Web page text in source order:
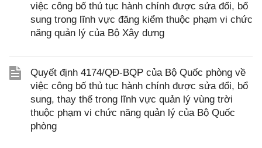
việc công bố thủ tục hành chính được sửa đổi, bổ
sung trong lĩnh vực đăng kiểm thuộc phạm vi chức
năng quản lý của Bộ Xây dựng
Quyết định 4174/QĐ-BQP của Bộ Quốc phòng về
việc công bố thủ tục hành chính được sửa đổi, bổ
sung, thay thế trong lĩnh vực quản lý vùng trời
thuộc phạm vi chức năng quản lý của Bộ Quốc
phòng